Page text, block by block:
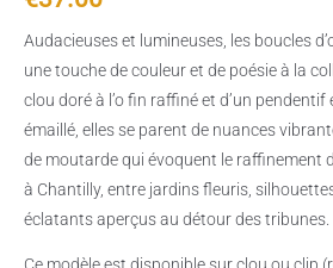
Audacieuses et lumineuses, les boucles
une touche de couleur et de poésie à la
clou doré à l’o fin raffiné et d’un pendentif
émaillé, elles se parent de nuances
de moutarde qui évoquent le raffinement
à Chantilly, entre jardins fleuris,
éclatants aperçus au détour des tribunes.